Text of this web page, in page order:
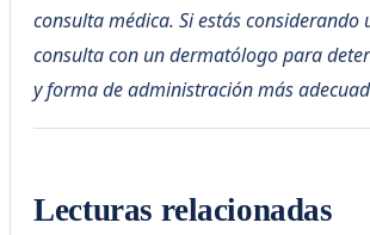
consulta médica. Si estás considerando
consulta con un dermatólogo para
y forma de administración más
Lecturas relacionadas